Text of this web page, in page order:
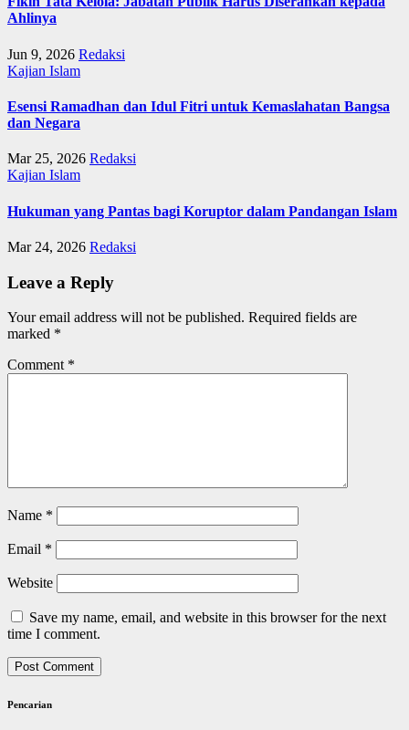
Ahlinya
Jun 9, 2026 Redaksi
Kajian Islam
Esensi Ramadhan dan Idul Fitri untuk Kemaslahatan Bangsa
dan Negara
Mar 25, 2026 Redaksi
Kajian Islam
Hukuman yang Pantas bagi Koruptor dalam Pandangan Islam
Mar 24, 2026 Redaksi
Leave a Reply
Your email address will not be published. Required fields are
marked *
Comment *
Name *
Email *
Website
Save my name, email, and website in this browser for the next
time I comment.
Pencarian